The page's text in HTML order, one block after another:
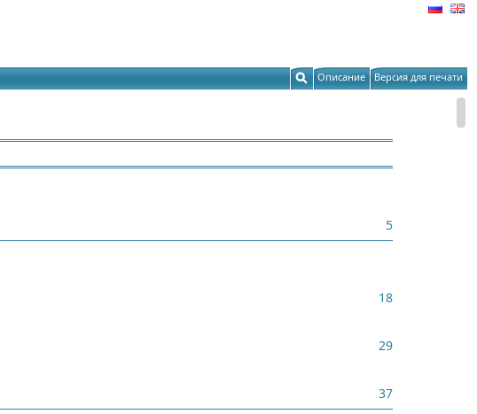
Описание Версия для печати
5
18
29
37